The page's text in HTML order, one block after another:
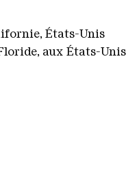
États-Unis
aux États-Unis